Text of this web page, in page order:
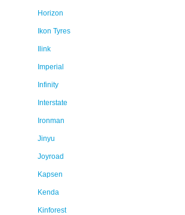
Horizon
Ikon Tyres
Ilink
Imperial
Infinity
Interstate
Ironman
Jinyu
Joyroad
Kapsen
Kenda
Kinforest